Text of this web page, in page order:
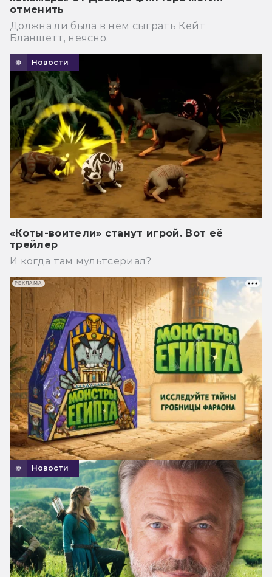
отменить
Должна ли была в нем сыграть Кейт
Бланшетт, неясно.
Новости
«Коты-воители» станут игрой. Вот её
трейлер
И когда там мультсериал?
Новости
РЕКЛАМА